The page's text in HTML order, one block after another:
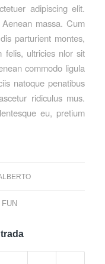
adipiscing elit.
massa. Cum
parturient montes,
felis, ultricies nlor sit
commodo ligula
natoque penatibus
ridiculus mus.
eu, pretium
FUN